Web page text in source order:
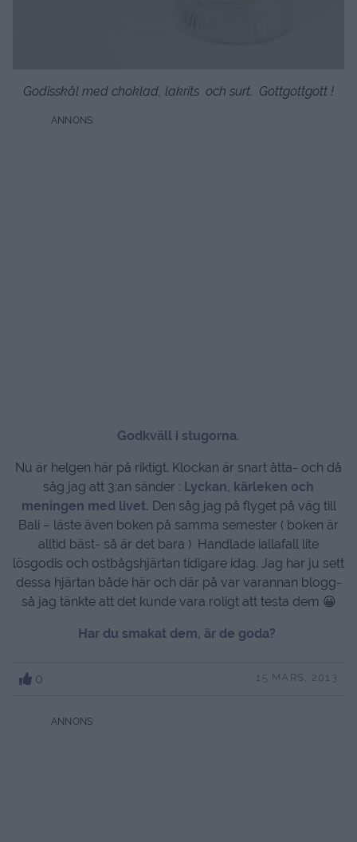
Godisskål med choklad, lakrits och surt. Gottgottgott !
Godkväll i stugorna.
Nu är helgen här på riktigt. Klockan är snart åtta- och då
såg jag att 3:an sänder : Lyckan, kärleken och
meningen med livet. Den såg jag på flyget på väg till
Bali – läste även boken på samma semester ( boken är
alltid bäst- så är det bara ) Handlade iallafall lite
lösgodis och ostbågshjärtan tidigare idag. Jag har ju sett
dessa hjärtan både här och där på var varannan blogg-
så jag tänkte att det kunde vara roligt att testa dem 😀
Har du smakat dem, är de goda?
0 15 MARS, 2013